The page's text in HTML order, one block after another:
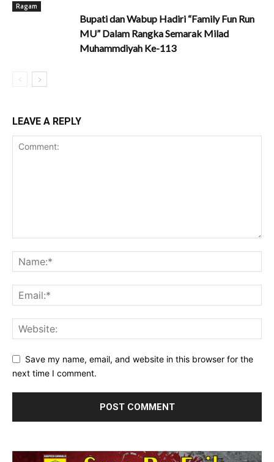
Ragam
Bupati dan Wabup Hadiri “Family Fun Run
MU” Dalam Rangka Semarak Milad
Muhammdiyah Ke-113
LEAVE A REPLY
Save my name, email, and website in this browser for the
next time I comment.